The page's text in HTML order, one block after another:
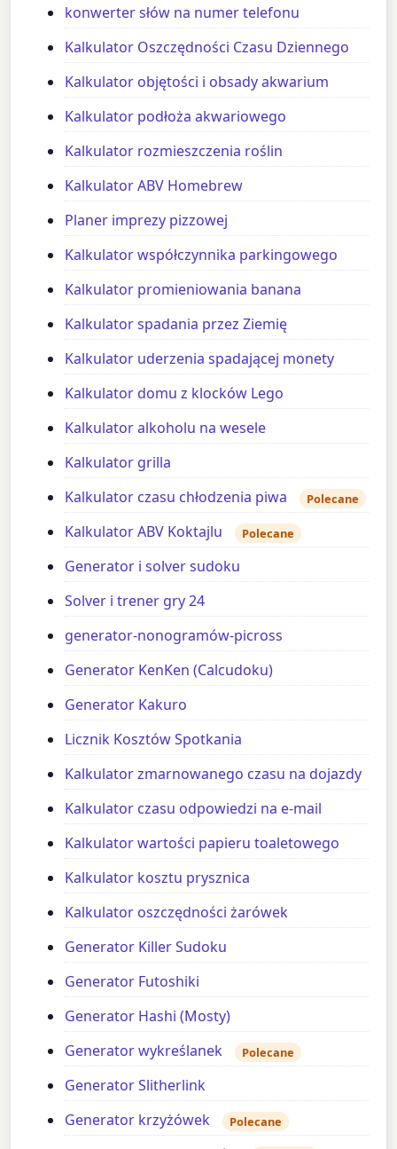
konwerter słów na numer telefonu
Kalkulator Oszczędności Czasu Dziennego
Kalkulator objętości i obsady akwarium
Kalkulator podłoża akwariowego
Kalkulator rozmieszczenia roślin
Kalkulator ABV Homebrew
Planer imprezy pizzowej
Kalkulator współczynnika parkingowego
Kalkulator promieniowania banana
Kalkulator spadania przez Ziemię
Kalkulator uderzenia spadającej monety
Kalkulator domu z klocków Lego
Kalkulator alkoholu na wesele
Kalkulator grilla
Kalkulator czasu chłodzenia piwa
Polecane
Kalkulator ABV Koktajlu Polecane
Generator i solver sudoku
Solver i trener gry 24
generator-nonogramów-picross
Generator KenKen (Calcudoku)
Generator Kakuro
Licznik Kosztów Spotkania
Kalkulator zmarnowanego czasu na dojazdy
Kalkulator czasu odpowiedzi na e-mail
Kalkulator wartości papieru toaletowego
Kalkulator kosztu prysznica
Kalkulator oszczędności żarówek
Generator Killer Sudoku
Generator Futoshiki
Generator Hashi (Mosty)
Generator wykreślanek
Polecane
Generator Slitherlink
Generator krzyżówek
Polecane